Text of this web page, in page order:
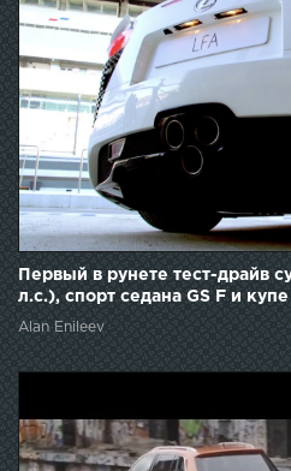
Первый в рунете тест-драйв
л.с.), спорт седана GS F и купе
Alan Enileev